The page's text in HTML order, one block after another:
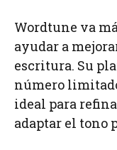
Wordtune va
ayudar a
escritura. Su
número
ideal para
adaptar el tono